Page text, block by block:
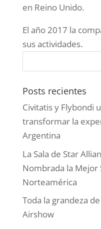
en Reino Unido.
El año 2017 la
sus actividades.
Posts recientes
Civitatis y Flybondi
transformar la
Argentina
La Sala de Star
Nombrada la Mejor
Norteamérica
Toda la grandeza
Airshow